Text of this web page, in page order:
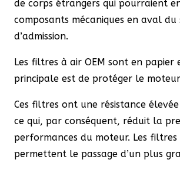
de corps étrangers qui pourraient
composants mécaniques en aval du
d’admission.
Les filtres à air OEM sont en
principale est de protéger le
Ces filtres ont une résistance
ce qui, par conséquent, réduit la
performances du moteur. Les filtres
permettent le passage d’un plus